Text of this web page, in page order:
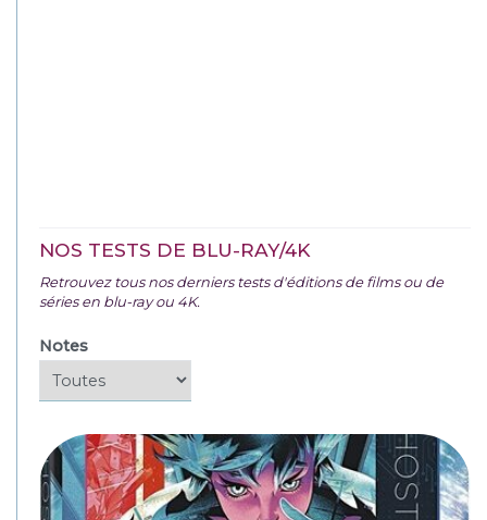
NOS TESTS DE BLU-RAY/4K
Retrouvez tous nos derniers tests d'éditions de films ou de
séries en blu-ray ou 4K.
Notes